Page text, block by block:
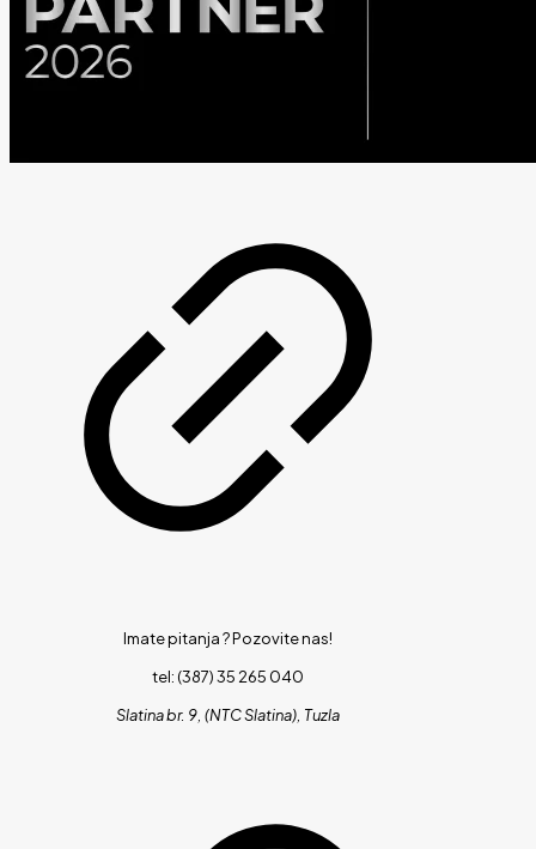
Imate pitanja ?Pozovite nas!
tel: (387) 35 265 040
Slatina br. 9, (NTC Slatina), Tuzla